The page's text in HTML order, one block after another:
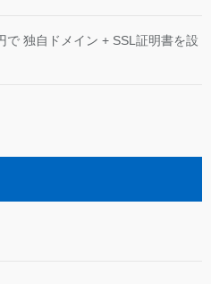
で 独自ドメイン + SSL証明書を設